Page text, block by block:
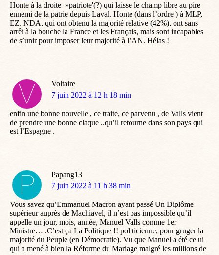
Honte à la droite »patriote'(?) qui laisse le champ libre au pire
ennemi de la patrie depuis Laval. Honte (dans l’ordre ) à MLP,
EZ, NDA, qui ont obtenu la majorité relative (42%), ont sans
arrêt à la bouche la France et les Français, mais sont incapables
de s’unir pour imposer leur majorité à l’AN. Hélas !
Voltaire
dit
7 juin 2022 à 12 h 18 min
enfin une bonne nouvelle , ce traite, ce parvenu , de Valls vient
de prendre une bonne claque ..qu’il retourne dans son pays qui
est l’Espagne .
Papang13
dit
7 juin 2022 à 11 h 38 min
Vous savez qu’Emmanuel Macron ayant passé Un Diplôme
supérieur auprès de Machiavel, il n’est pas impossible qu’il
appelle un jour, mois, année, Manuel Valls comme 1er
Ministre…..C’est ça La Politique !! politicienne, pour gruger la
majorité du Peuple (en Démocratie). Vu que Manuel a été celui
qui a mené à bien la Réforme du Mariage malgré les millions de